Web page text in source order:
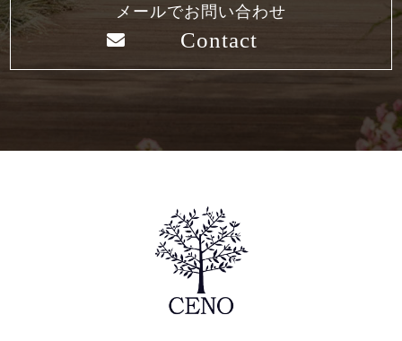
メールでお問い合わせ
Contact